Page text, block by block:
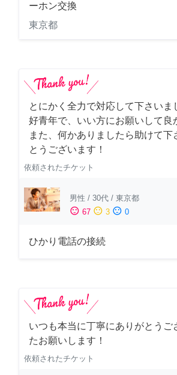
ーホン交換
東京都
とにかく全力で対応して下さいま
好青年で、いい方にお願いして良
また、何かありましたら助けて下
とうございます！
依頼されたチケット
男性 / 30代 / 東京都
sentiment_satisfied 67 sentiment_neutral 3 sentiment_dissatisfied 0
ひかり電話の接続
いつも本当に丁寧にありがとうご
たお願いします！
依頼されたチケット